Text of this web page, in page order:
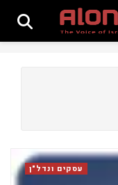
עסקים ונדל"ן